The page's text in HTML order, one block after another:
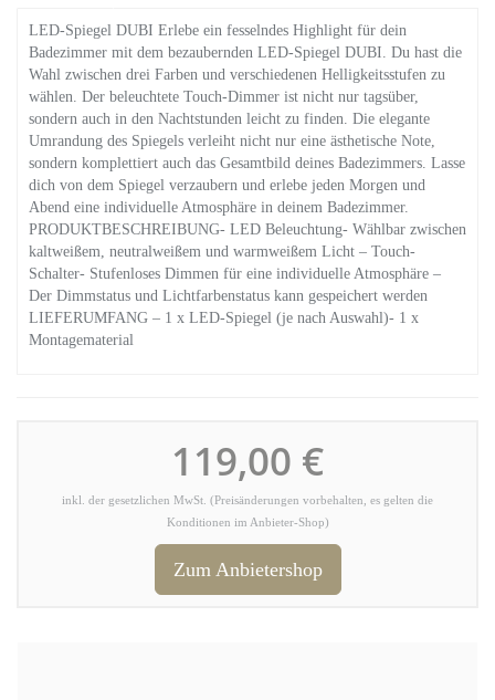
LED-Spiegel DUBI Erlebe ein fesselndes Highlight für dein
Badezimmer mit dem bezaubernden LED-Spiegel DUBI. Du hast die
Wahl zwischen drei Farben und verschiedenen Helligkeitsstufen zu
wählen. Der beleuchtete Touch-Dimmer ist nicht nur tagsüber,
sondern auch in den Nachtstunden leicht zu finden. Die elegante
Umrandung des Spiegels verleiht nicht nur eine ästhetische Note,
sondern komplettiert auch das Gesamtbild deines Badezimmers. Lasse
dich von dem Spiegel verzaubern und erlebe jeden Morgen und
Abend eine individuelle Atmosphäre in deinem Badezimmer.
PRODUKTBESCHREIBUNG- LED Beleuchtung- Wählbar zwischen
kaltweißem, neutralweißem und warmweißem Licht – Touch-
Schalter- Stufenloses Dimmen für eine individuelle Atmosphäre –
Der Dimmstatus und Lichtfarbenstatus kann gespeichert werden
LIEFERUMFANG – 1 x LED-Spiegel (je nach Auswahl)- 1 x
Montagematerial
119,00 €
inkl. der gesetzlichen MwSt. (Preisänderungen vorbehalten, es gelten die
Konditionen im Anbieter-Shop)
Zum Anbietershop